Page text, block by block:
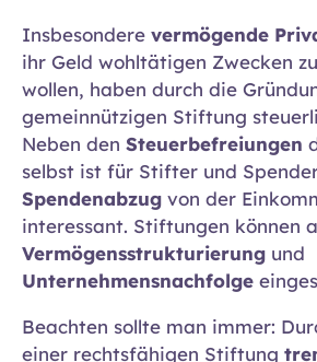
Insbesondere vermögende
ihr Geld wohltätigen Zwecken
wollen, haben durch die
gemeinnützigen Stiftung
Neben den Steuerbefreiungen
selbst ist für Stifter und
Spendenabzug von der
interessant. Stiftungen können
Vermögensstrukturierung und
Unternehmensnachfolge
Beachten sollte man immer:
einer rechtsfähigen Stiftung